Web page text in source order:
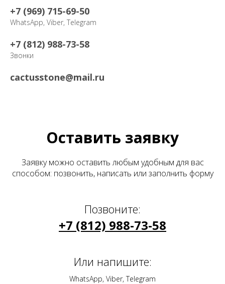
+7 (969) 715-69-50
WhatsApp, Viber, Telegram
+7 (812) 988-73-58
Звонки
cactusstone@mail.ru
Оставить заявку
Заявку можно оставить любым удобным для вас
способом: позвонить, написать или заполнить форму
Позвоните:
+7 (812) 988-73-58
Или напишите:
WhatsApp, Viber, Telegram